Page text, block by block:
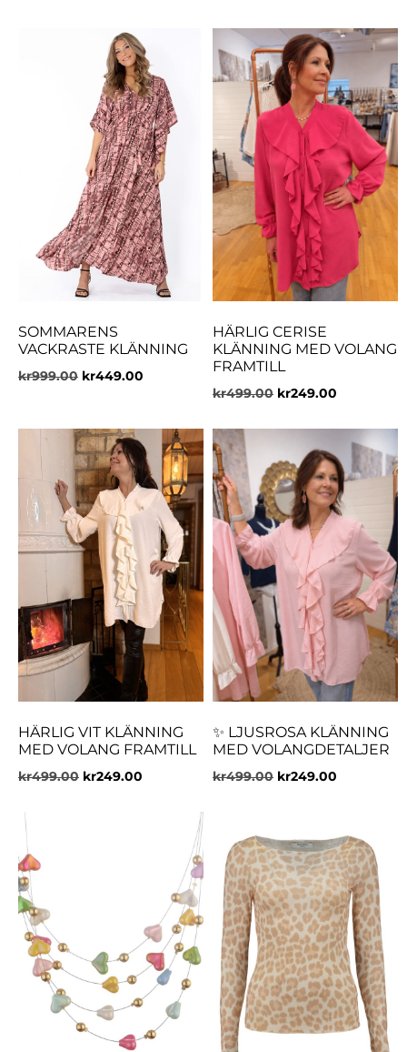
SOMMARENS
VACKRASTE KLÄNNING
kr999.00 kr449.00
HÄRLIG CERISE
KLÄNNING MED VOLANG
FRAMTILL
kr499.00 kr249.00
HÄRLIG VIT KLÄNNING
MED VOLANG FRAMTILL
kr499.00 kr249.00
✨ LJUSROSA KLÄNNING
MED VOLANGDETALJER
kr499.00 kr249.00